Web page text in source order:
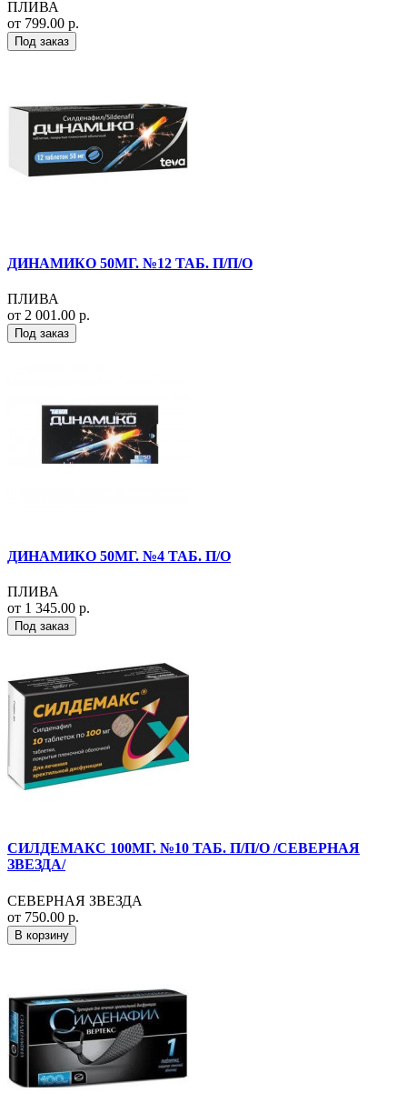
ПЛИВА
от 799.00 р.
Под заказ
ДИНАМИКО 50МГ. №12 ТАБ. П/П/О
ПЛИВА
от 2 001.00 р.
Под заказ
ДИНАМИКО 50МГ. №4 ТАБ. П/О
ПЛИВА
от 1 345.00 р.
Под заказ
СИЛДЕМАКС 100МГ. №10 ТАБ. П/П/О /СЕВЕРНАЯ
ЗВЕЗДА/
СЕВЕРНАЯ ЗВЕЗДА
от 750.00 р.
В корзину